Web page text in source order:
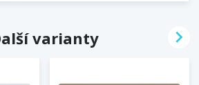
varianty 